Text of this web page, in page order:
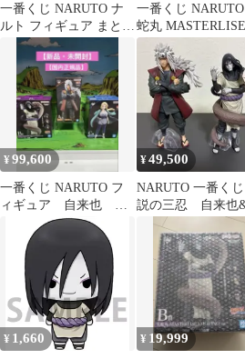
一番くじ NARUTO ナ
ルト フィギュア まとめ
売り
一番くじ
蛇丸 MASTERLISE
EMOVING
¥99,600
一番くじ NARUTO フ
ィギュア 自来也 大
蛇丸 綱手 A B C 伝
説の三忍
¥49,500
NARUTO 一番く
説の三忍 自来也&
蛇丸 2体セット
¥ 1,660 ¥ 19,999